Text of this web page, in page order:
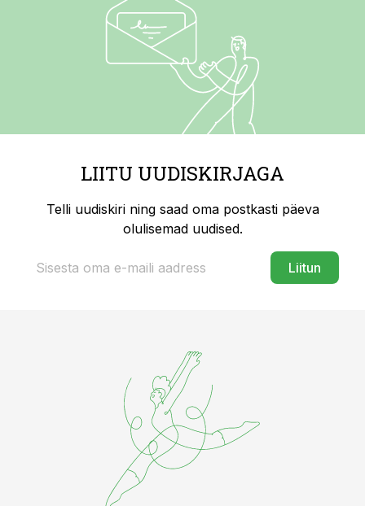
LIITU UUDISKIRJAGA
Telli uudiskiri ning saad oma postkasti päeva
olulisemad uudised.
Liitun